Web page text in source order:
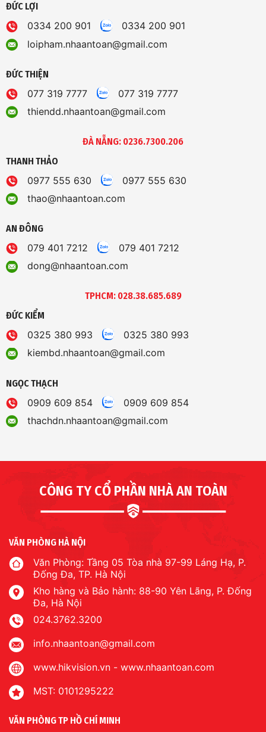
ĐỨC LỢI
0334 200 901
0334 200 901
loipham.nhaantoan@gmail.com
ĐỨC THIỆN
077 319 7777
077 319 7777
thiendd.nhaantoan@gmail.com
ĐÀ NẴNG: 0236.7300.206
THANH THẢO
0977 555 630
0977 555 630
thao@nhaantoan.com
AN ĐÔNG
079 401 7212
079 401 7212
dong@nhaantoan.com
TPHCM: 028.38.685.689
ĐỨC KIỂM
0325 380 993
0325 380 993
kiembd.nhaantoan@gmail.com
NGỌC THẠCH
0909 609 854
0909 609 854
thachdn.nhaantoan@gmail.com
CÔNG TY CỔ PHẦN NHÀ AN TOÀN
VĂN PHÒNG HÀ NỘI
Văn Phòng: Tầng 05 Tòa nhà 97-99 Láng Hạ, P.
Đống Đa, TP. Hà Nội
Kho hàng và Bảo hành: 88-90 Yên Lãng, P. Đống
Đa, Hà Nội
024.3762.3200
info.nhaantoan@gmail.com
www.hikvision.vn - www.nhaantoan.com
MST: 0101295222
VĂN PHÒNG TP HỒ CHÍ MINH